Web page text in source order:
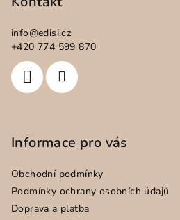
info@edisi.cz
+420 774 599 870
Informace pro vás
Obchodní podmínky
Podmínky ochrany osobních údajů
Doprava a platba